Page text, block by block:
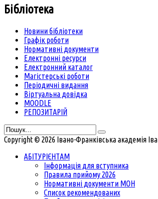
Бібліотека
Новини бібліотеки
Графік роботи
Нормативні документи
Електронні ресурси
Електронний каталог
Магістерські роботи
Періодичні видання
Віртуальна довідка
MOODLE
РЕПОЗИТАРІЙ
Copyright © 2026 Івано-Франківська академія
АБІТУРІЄНТАМ
Інформація для вступника
Правила прийому 2026
Нормативні документи МОН
Список рекомендованих